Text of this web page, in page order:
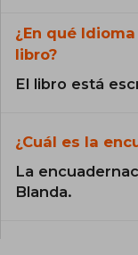
¿En qué
libro?
El libro está
¿Cuál es la
La
Blanda.